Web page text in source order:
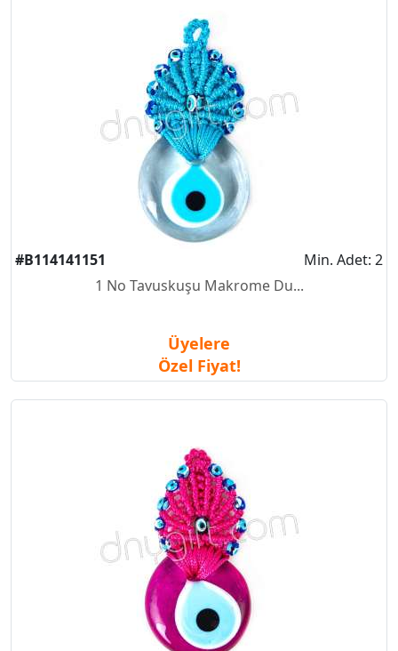
#B114141151
Min. Adet: 2
1 No Tavuskuşu Makrome Du...
Üyelere
Özel Fiyat!